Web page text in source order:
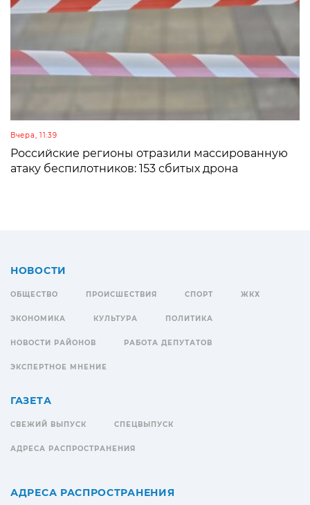
Вчера, 11:39
Российские регионы отразили массированную
атаку беспилотников: 153 сбитых дрона
НОВОСТИ
ОБЩЕСТВО ПРОИСШЕСТВИЯ СПОРТ ЖКХ
ЭКОНОМИКА КУЛЬТУРА ПОЛИТИКА
НОВОСТИ РАЙОНОВ РАБОТА ДЕПУТАТОВ
ЭКСПЕРТНОЕ МНЕНИЕ
ГАЗЕТА
СВЕЖИЙ ВЫПУСК СПЕЦВЫПУСК
АДРЕСА РАСПРОСТРАНЕНИЯ
АДРЕСА РАСПРОСТРАНЕНИЯ